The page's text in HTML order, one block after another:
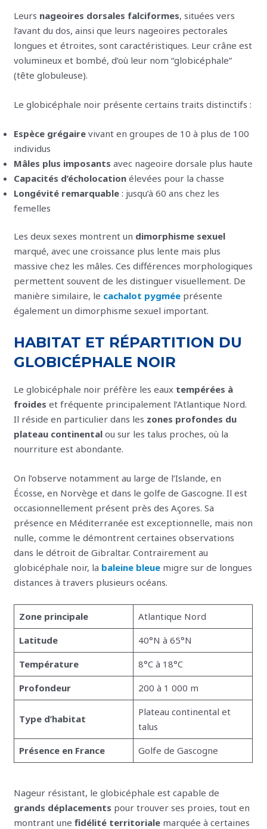
Leurs nageoires dorsales falciformes, situées vers
l’avant du dos, ainsi que leurs nageoires pectorales
longues et étroites, sont caractéristiques. Leur crâne est
volumineux et bombé, d’où leur nom “globicéphale”
(tête globuleuse).
Le globicéphale noir présente certains traits distinctifs :
Espèce grégaire vivant en groupes de 10 à plus de 100
individus
Mâles plus imposants avec nageoire dorsale plus haute
Capacités d’écholocation élevées pour la chasse
Longévité remarquable : jusqu’à 60 ans chez les
femelles
Les deux sexes montrent un dimorphisme sexuel
marqué, avec une croissance plus lente mais plus
massive chez les mâles. Ces différences morphologiques
permettent souvent de les distinguer visuellement. De
manière similaire, le cachalot pygmée présente
également un dimorphisme sexuel important.
HABITAT ET RÉPARTITION DU
GLOBICÉPHALE NOIR
Le globicéphale noir préfère les eaux tempérées à
froides et fréquente principalement l’Atlantique Nord.
Il réside en particulier dans les zones profondes du
plateau continental ou sur les talus proches, où la
nourriture est abondante.
On l’observe notamment au large de l’Islande, en
Écosse, en Norvège et dans le golfe de Gascogne. Il est
occasionnellement présent près des Açores. Sa
présence en Méditerranée est exceptionnelle, mais non
nulle, comme le démontrent certaines observations
dans le détroit de Gibraltar. Contrairement au
globicéphale noir, la baleine bleue migre sur de longues
distances à travers plusieurs océans.
Zone principale
Atlantique Nord
Latitude
40°N à 65°N
Température
8°C à 18°C
Profondeur
200 à 1 000 m
Type d’habitat
Plateau continental et
talus
Présence en France
Golfe de Gascogne
Nageur résistant, le globicéphale est capable de
grands déplacements pour trouver ses proies, tout en
montrant unefidélité territoriale marquée à certaines